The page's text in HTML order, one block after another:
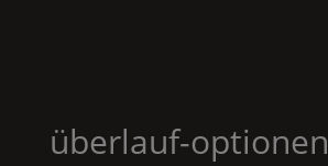
überlauf-optionen